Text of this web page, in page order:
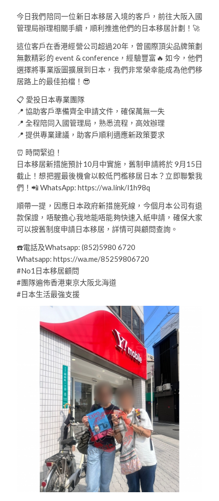
今日我們陪同一位新日本移居入境的客戶，前往大阪入國
管理局辦理相關手續，順利推進他們的日本移居計劃！🚀
這位客戶在香港經營公司超過20年，曾國際頂尖品牌策劃
無數精彩的 event & conference，經驗豐富🔥 如今，他們
選擇將事業版圖擴展到日本，我們非常榮幸能成為他們移
居路上的最佳拍檔！😎
📋 愛投日本專業團隊
📍 協助客戶準備齊全申請文件，確保萬無一失
📍 全程陪同入國管理局，熟悉流程，高效辦理
📍 提供專業建議，助客戶順利適應新政策要求
⏰ 時間緊迫！
日本移居新措施預計10月中實施，舊制申請將於 9月15日
截止！想把握最後機會以較低門檻移居日本？立即聯繫我
們！📲 WhatsApp: https://wa.link/l1h98q
順帶一提，因應日本政府新措施死線，今個月本公司有退
款保證，唔駛擔心我地能唔能夠快速入紙申請，確保大家
可以按舊制度申請日本移居，詳情可與顧問查詢。
☎️電話及Whatsapp: (852)5980 6720
Whatsapp: https://wa.me/85259806720
#No1日本移居顧問
#團隊遍佈香港東京大阪北海道
#日本生活最強支援